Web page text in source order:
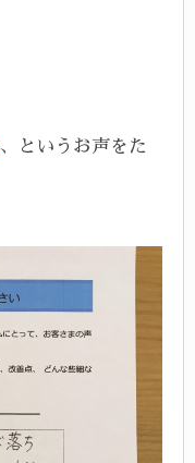
、というお声をた